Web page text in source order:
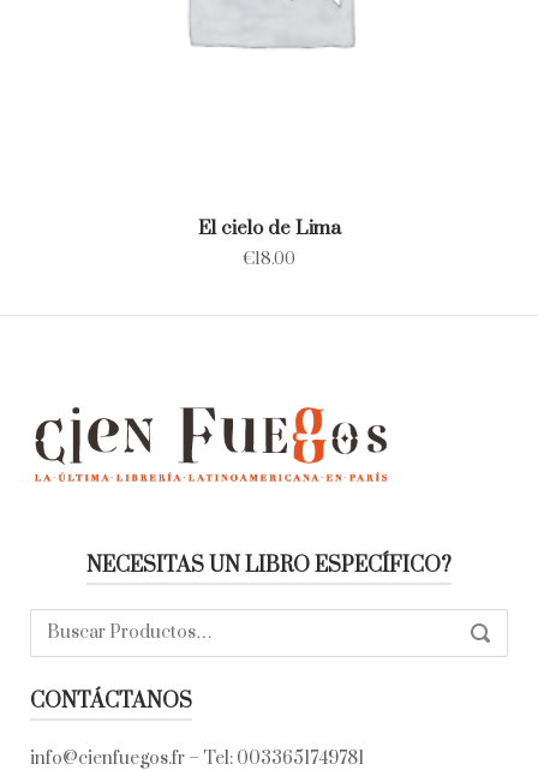
El cielo de Lima
€18.00
NECESITAS UN LIBRO ESPECÍFICO?
Buscar:
CONTÁCTANOS
info@cienfuegos.fr – Tel: 0033651749781